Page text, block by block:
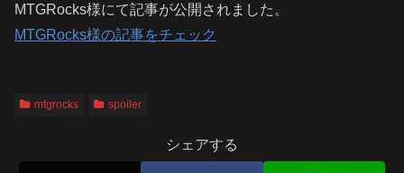
MTGRocks様にて記事が公開されました。
MTGRocks様の記事をチェック
mtgrocks spoiler
シェアする